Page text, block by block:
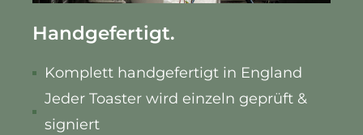
Handgefertigt.
Komplett handgefertigt in England
Jeder Toaster wird einzeln geprüft &
signiert